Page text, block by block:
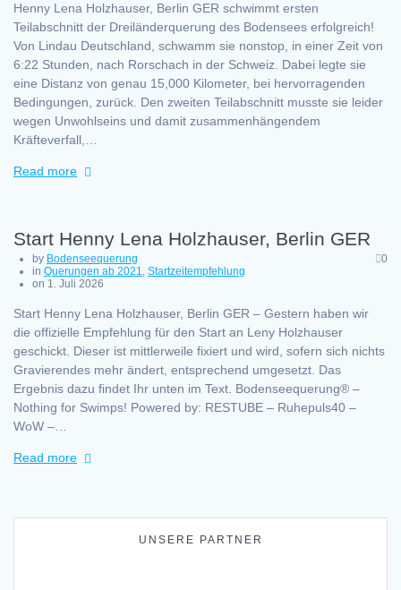
Henny Lena Holzhauser, Berlin GER schwimmt ersten
Teilabschnitt der Dreiländerquerung des Bodensees erfolgreich!
Von Lindau Deutschland, schwamm sie nonstop, in einer Zeit von
6:22 Stunden, nach Rorschach in der Schweiz. Dabei legte sie
eine Distanz von genau 15,000 Kilometer, bei hervorragenden
Bedingungen, zurück. Den zweiten Teilabschnitt musste sie leider
wegen Unwohlseins und damit zusammenhängendem
Kräfteverfall,…
Read more
Start Henny Lena Holzhauser, Berlin GER
by Bodenseequerung
in Querungen ab 2021, Startzeitempfehlung
on 1. Juli 2026
0
Start Henny Lena Holzhauser, Berlin GER – Gestern haben wir
die offizielle Empfehlung für den Start an Leny Holzhauser
geschickt. Dieser ist mittlerweile fixiert und wird, sofern sich nichts
Gravierendes mehr ändert, entsprechend umgesetzt. Das
Ergebnis dazu findet Ihr unten im Text. Bodenseequerung® –
Nothing for Swimps! Powered by: RESTUBE – Ruhepuls40 –
WoW –…
Read more
UNSERE PARTNER